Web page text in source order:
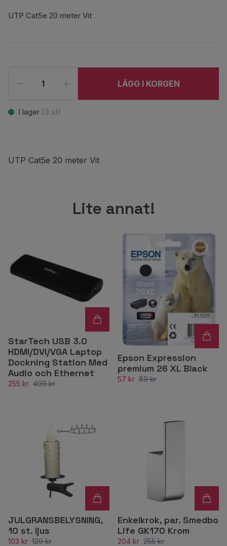
UTP Cat5e 20 meter Vit
LÄGG I KORGEN
I lager (3 st)
UTP Cat5e 20 meter Vit
Lite annat!
StarTech USB 3.0
HDMI/DVI/VGA Laptop
Dockning Station Med
Audio och Ethernet
255 kr 499 kr
Epson Expression
premium 26 XL Black
57 kr 89 kr
JULGRANSBELYSNING,
10 st. ljus
103 kr 129 kr
Enkelkrok, par. Smedbo
Life GK170 Krom
204 kr 255 kr